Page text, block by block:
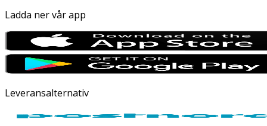
Ladda ner vår app
Leveransalternativ